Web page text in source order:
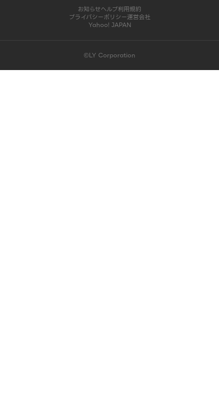
お知らせヘルプ利用規約
プライバシーポリシー運営会社
Yahoo! JAPAN
©LY Corporation
このコンテンツは掲載が終了しました | LINE占い